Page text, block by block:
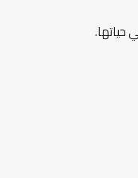
حياتها.